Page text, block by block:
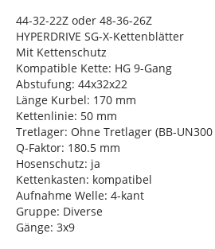
44-32-22Z oder 48-36-26Z
HYPERDRIVE SG-X-Kettenblätter
Mit Kettenschutz
Kompatible Kette: HG 9-Gang
Abstufung: 44x32x22
Länge Kurbel: 170 mm
Kettenlinie: 50 mm
Tretlager: Ohne Tretlager (BB-UN300
Q-Faktor: 180.5 mm
Hosenschutz: ja
Kettenkasten: kompatibel
Aufnahme Welle: 4-kant
Gruppe: Diverse
Gänge: 3x9